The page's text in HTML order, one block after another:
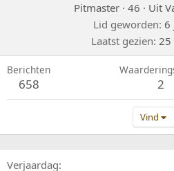
Pitmaster · 46 · Uit
Lid geworden 6
Laatst gezien 25
Berichten
658 2
Vind
Verjaardag